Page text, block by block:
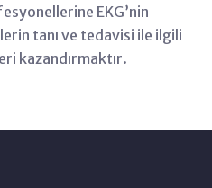
EKG’nin
tanı ve tedavisi ile ilgili
kazandırmaktır.